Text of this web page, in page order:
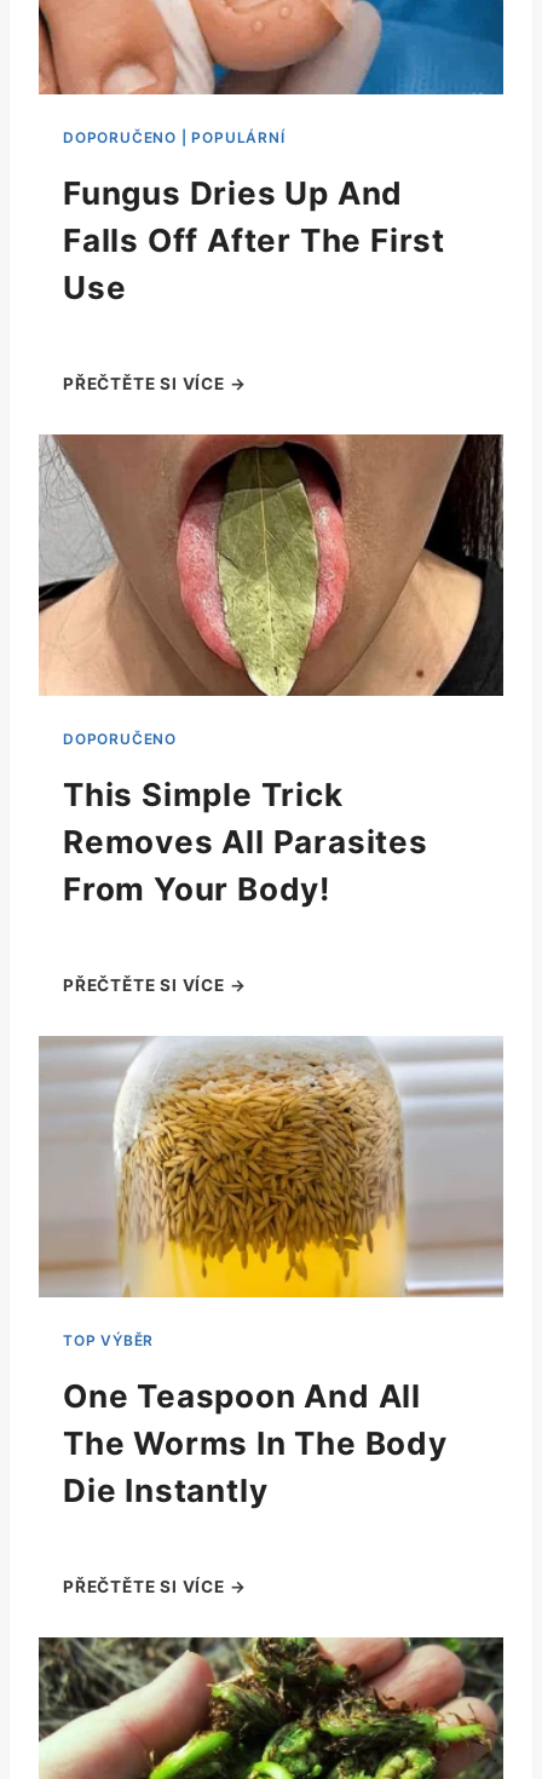
Fungus Dries Up And
Falls Off After The First
Use
This Simple Trick
Removes All Parasites
From Your Body!
One Teaspoon And All
The Worms In The Body
Die Instantly